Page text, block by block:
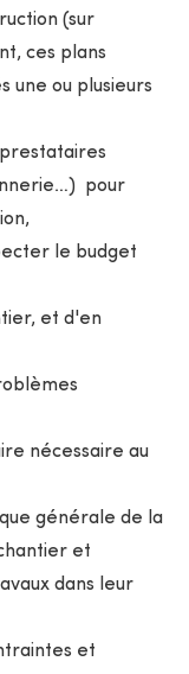
(sur
ces plans
une ou plusieurs
pour
le budget
et d'en
nécessaire au
générale de la
et
dans leur
et